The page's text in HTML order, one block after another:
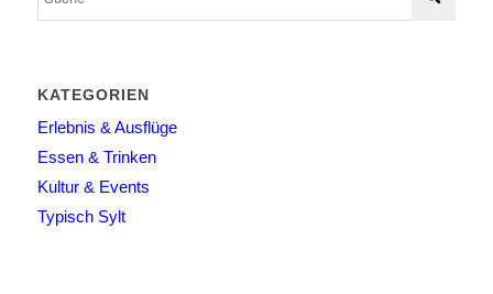
KATEGORIEN
Erlebnis & Ausflüge
Essen & Trinken
Kultur & Events
Typisch Sylt